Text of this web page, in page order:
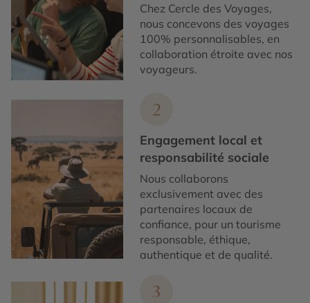
Chez Cercle des Voyages,
nous concevons des voyages
100% personnalisables, en
collaboration étroite avec nos
voyageurs.
2
Engagement local et
responsabilité sociale
Nous collaborons
exclusivement avec des
partenaires locaux de
confiance, pour un tourisme
responsable, éthique,
authentique et de qualité.
3